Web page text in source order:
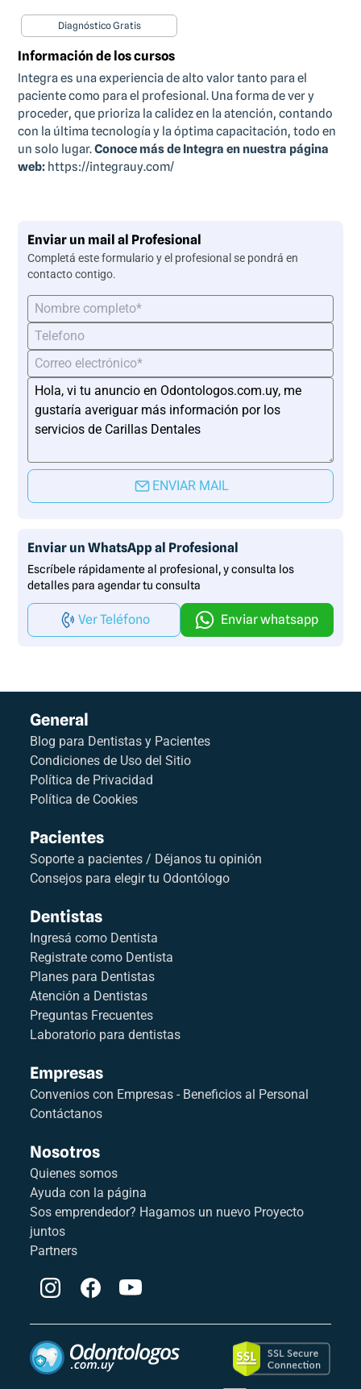
Diagnóstico Gratis
Información de los cursos
Integra es una experiencia de alto valor tanto para el
paciente como para el profesional. Una forma de ver y
proceder, que prioriza la calidez en la atención, contando
con la última tecnología y la óptima capacitación, todo en
un solo lugar.Conoce más de Integra en nuestra página
web: https://integrauy.com/
Enviar un mail al Profesional
Completá este formulario y el profesional se pondrá en
contacto contigo.
ENVIAR MAIL
Enviar un WhatsApp al Profesional
Escríbele rápidamente al profesional, y consulta los
detalles para agendar tu consulta
Ver Teléfono Enviar whatsapp
General
Blog para Dentistas y Pacientes
Condiciones de Uso del Sitio
Política de Privacidad
Política de Cookies
Pacientes
Soporte a pacientes / Déjanos tu opinión
Consejos para elegir tu Odontólogo
Dentistas
Ingresá como Dentista
Registrate como Dentista
Planes para Dentistas
Atención a Dentistas
Preguntas Frecuentes
Laboratorio para dentistas
Empresas
Convenios con Empresas - Beneficios al Personal
Contáctanos
Nosotros
Quienes somos
Ayuda con la página
Sos emprendedor? Hagamos un nuevo Proyecto
juntos
Partners